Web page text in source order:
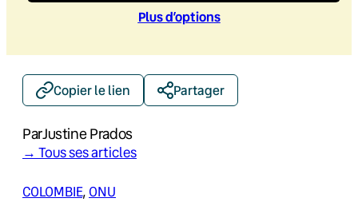
Plus d’options
Copier le lien Partager
ParJustine Prados
→ Tous ses articles
COLOMBIE, ONU